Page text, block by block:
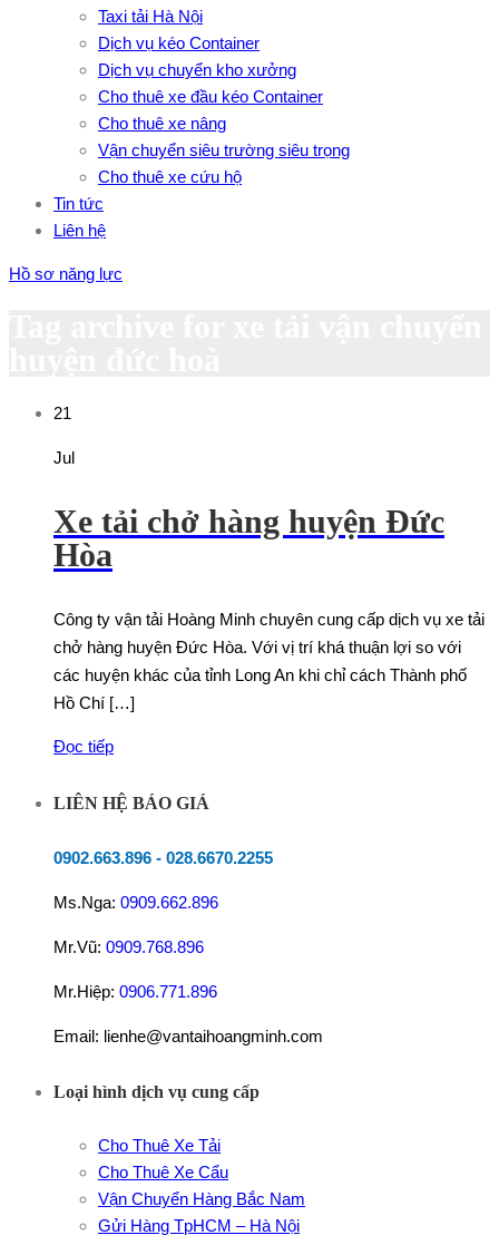
Taxi tải Hà Nội
Dịch vụ kéo Container
Dịch vụ chuyển kho xưởng
Cho thuê xe đầu kéo Container
Cho thuê xe nâng
Vận chuyển siêu trường siêu trọng
Cho thuê xe cứu hộ
Tin tức
Liên hệ
Hồ sơ năng lực
21
Jul
Xe tải chở hàng huyện Đức
Hòa
Công ty vận tải Hoàng Minh chuyên cung cấp dịch vụ xe tải
chở hàng huyện Đức Hòa. Với vị trí khá thuận lợi so với
các huyện khác của tỉnh Long An khi chỉ cách Thành phố
Hồ Chí […]
Đọc tiếp
LIÊN HỆ BÁO GIÁ
0902.663.896 - 028.6670.2255
Ms.Nga: 0909.662.896
Mr.Vũ: 0909.768.896
Mr.Hiệp: 0906.771.896
Email: lienhe@vantaihoangminh.com
Loại hình dịch vụ cung cấp
Cho Thuê Xe Tải
Cho Thuê Xe Cẩu
Vận Chuyển Hàng Bắc Nam
Gửi Hàng TpHCM – Hà Nội